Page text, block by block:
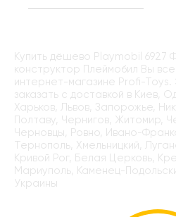
Купить дёшево Playmobil 6927
конструктор Плеймобил Вы
интернет-магазине Profi-
заказать с доставкой в Киев,
Харьков, Львов, Запорожье,
Полтаву, Чернигов, Житомир,
Черновцы, Ровно, Ивано-
Тернополь, Хмельницкий,
Кривой Рог, Белая Церковь,
Мариуполь, Каменец-
Украины